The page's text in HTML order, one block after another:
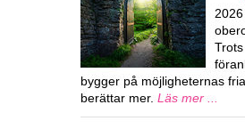
bygger på möjligheternas
berättar mer. Läs mer ...